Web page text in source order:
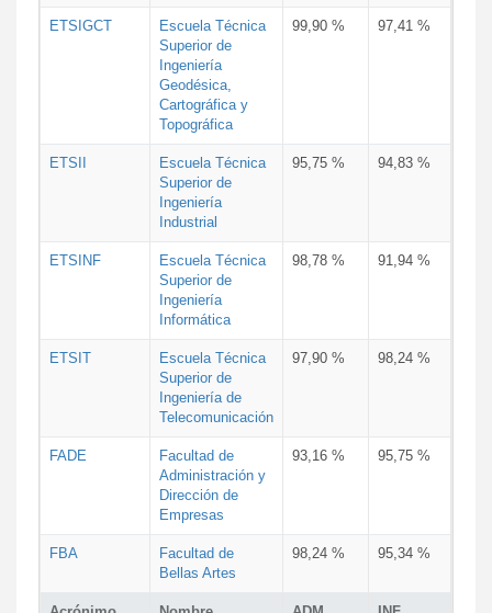
ETSIGCT
Escuela Técnica
Superior de
Ingeniería
Geodésica,
Cartográfica y
Topográfica
99,90 % 97,41 %
ETSII
Escuela Técnica
Superior de
Ingeniería
Industrial
95,75 % 94,83 %
ETSINF
Escuela Técnica
Superior de
Ingeniería
Informática
98,78 % 91,94 %
ETSIT
Escuela Técnica
Superior de
Ingeniería de
Telecomunicación
97,90 % 98,24 %
FADE
Facultad de
Administración y
Dirección de
Empresas
93,16 % 95,75 %
FBA
Facultad de
Bellas Artes
98,24 % 95,34 %